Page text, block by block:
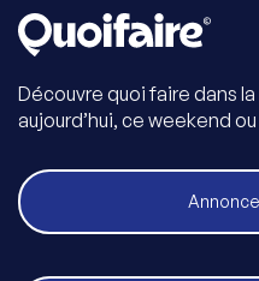
Découvre quoi faire dans
aujourd’hui, ce weekend